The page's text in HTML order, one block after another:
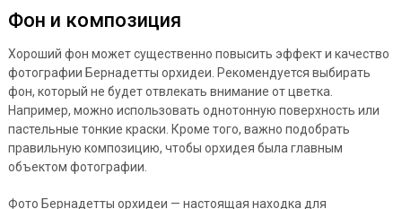
Фон и композиция
Хороший фон может существенно повысить эффект и качество
фотографии Бернадетты орхидеи. Рекомендуется выбирать
фон, который не будет отвлекать внимание от цветка.
Например, можно использовать однотонную поверхность или
пастельные тонкие краски. Кроме того, важно подобрать
правильную композицию, чтобы орхидея была главным
объектом фотографии.
Фото Бернадетты орхидеи — настоящая находка для